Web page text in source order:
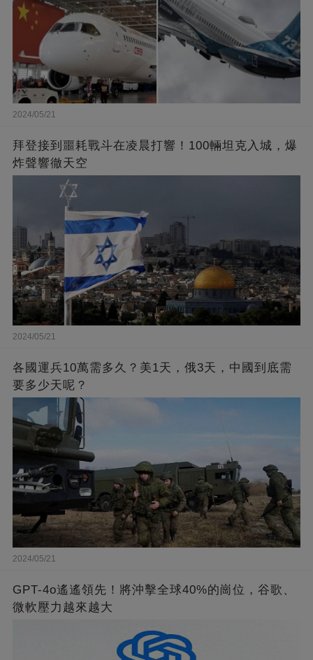
2024/05/21
拜登接到噩耗戰斗在凌晨打響！100輛坦克入城，爆
炸聲響徹天空
2024/05/21
各國運兵10萬需多久？美1天，俄3天，中國到底需
要多少天呢？
2024/05/21
GPT-4o遙遙領先！將沖擊全球40%的崗位，谷歌、
微軟壓力越來越大